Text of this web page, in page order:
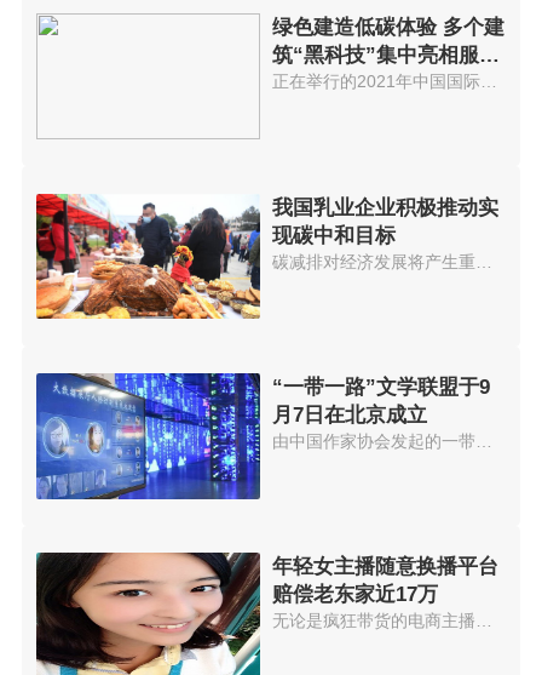
绿色建造低碳体验 多个建
筑“黑科技”集中亮相服贸
会
正在举行的2021年中国国际服务贸...
我国乳业企业积极推动实
现碳中和目标
“一带一路”文学联盟于9
月7日在北京成立
年轻女主播随意换播平台
赔偿老东家近17万